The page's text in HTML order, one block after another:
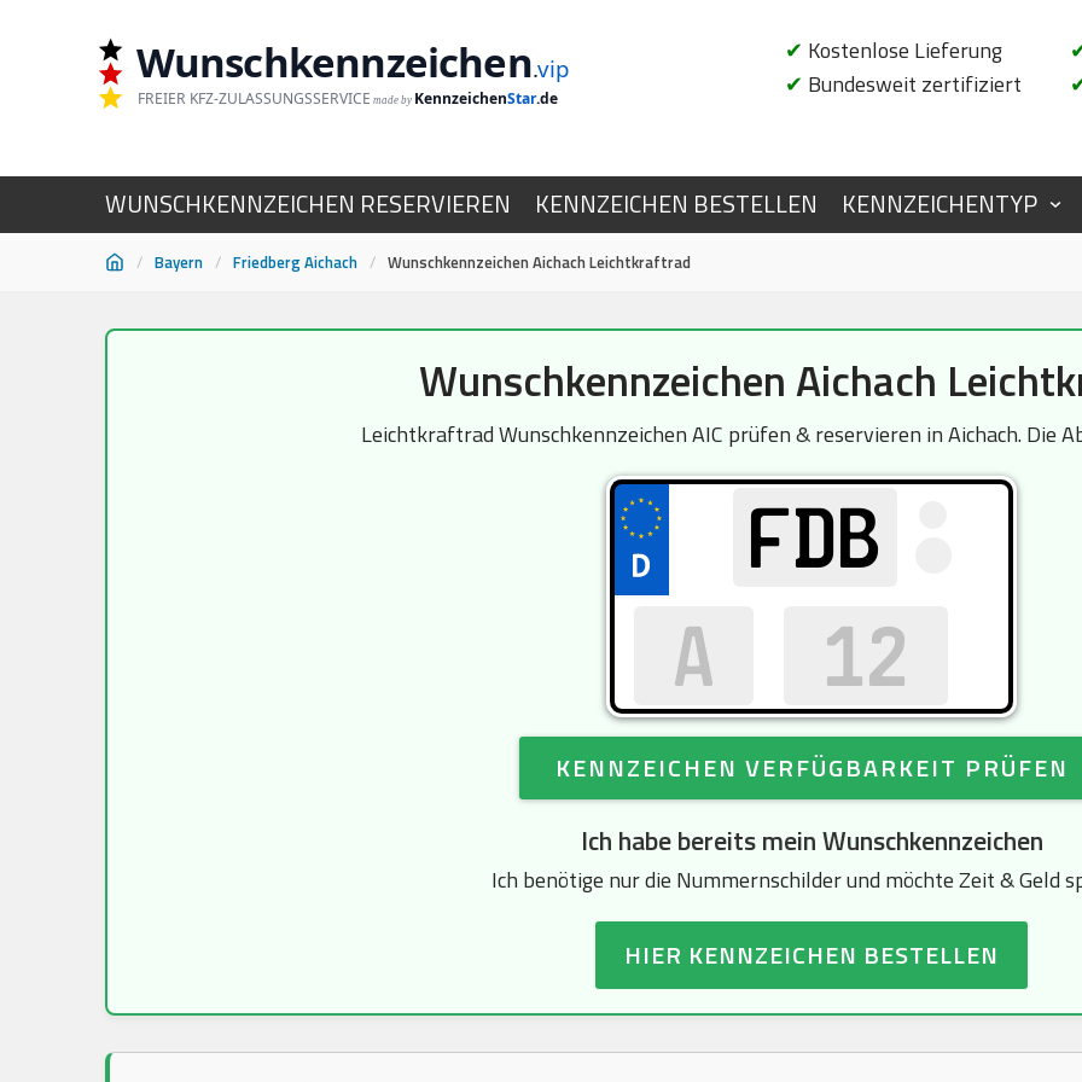
Wunschkennzeichen.vip
FREIER KFZ-ZULASSUNGSSERVICE made by KennzeichenStar.de
✔ Kostenlose Lieferung
✔ Bundesweit zertifiziert
WUNSCHKENNZEICHEN RESERVIEREN KENNZEICHEN BESTELLEN KENNZEICHENTYP
/ Bayern / Friedberg Aichach / Wunschkennzeichen Aichach Leichtkraftrad
Wunschkennzeichen Aichach
Leichtkraftrad Wunschkennzeichen AIC prüfen & reservieren in Aichach. Die
KENNZEICHEN VERFÜGBARKEIT PRÜFEN
Ich habe bereits mein Wunschkennzeichen
Ich benötige nur die Nummernschilder und möchte Zeit & Geld
HIER KENNZEICHEN BESTELLEN